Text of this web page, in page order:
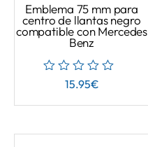
Emblema 75 mm para
centro de llantas negro
compatible con Mercedes
Benz
15.95€